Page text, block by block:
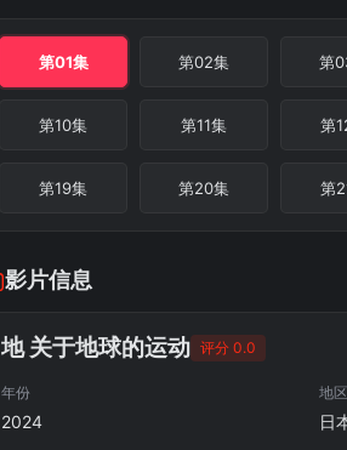
第01集 第02集 第
第10集 第11集 第
第19集 第20集 第
影片信息
地 关于地球的运动 评分 0.0
年份
2024
地区
日